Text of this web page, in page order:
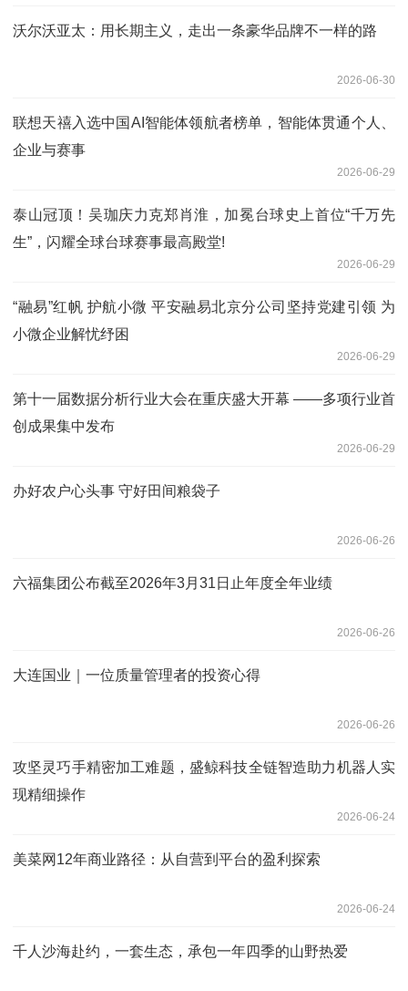
沃尔沃亚太：用长期主义，走出一条豪华品牌不一样的路
2026-06-30
联想天禧入选中国AI智能体领航者榜单，智能体贯通个人、
企业与赛事
2026-06-29
泰山冠顶！吴珈庆力克郑肖淮，加冕台球史上首位“千万先
生”，闪耀全球台球赛事最高殿堂!
2026-06-29
“融易”红帆 护航小微 平安融易北京分公司坚持党建引领 为
小微企业解忧纾困
2026-06-29
第十一届数据分析行业大会在重庆盛大开幕 ——多项行业首
创成果集中发布
2026-06-29
办好农户心头事 守好田间粮袋子
2026-06-26
六福集团公布截至2026年3月31日止年度全年业绩
2026-06-26
大连国业｜一位质量管理者的投资心得
2026-06-26
攻坚灵巧手精密加工难题，盛鲸科技全链智造助力机器人实
现精细操作
2026-06-24
美菜网12年商业路径：从自营到平台的盈利探索
2026-06-24
千人沙海赴约，一套生态，承包一年四季的山野热爱